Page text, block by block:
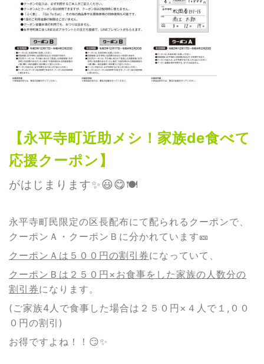
【永平寺町近助メシ！家族de食べて
応援クーポン】
がはじまります✨😃😋🍽
永平寺町民限定の区長配布にて配られるクーポンで、
クーポンＡ・クーポンＢに分かれています🎫
クーポンＡは５００円の割引券になっていて、
クーポンＢは２５０円×お食事をした家族の人数分の
割引券になります。
(ご家族4人で食事した場合は２５０円×４人で１,００
０円の割引)
お得ですよね！！😏✨